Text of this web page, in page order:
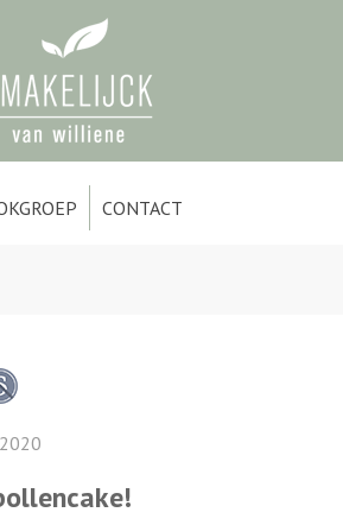
CONTACT